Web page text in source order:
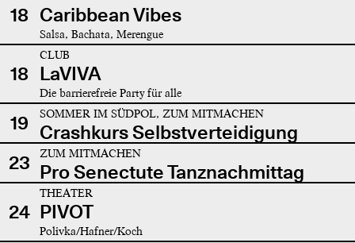
18 Caribbean Vibes
Salsa, Bachata, Merengue
18
CLUB
LaVIVA
Die barrierefreie Party für alle
19 SOMMER IM SÜDPOL, ZUM MITMACHEN
Crashkurs Selbstverteidigung
23
ZUM MITMACHEN
Pro Senectute Tanznachmittag
24
THEATER
PIVOT
Polivka/Hafner/Koch